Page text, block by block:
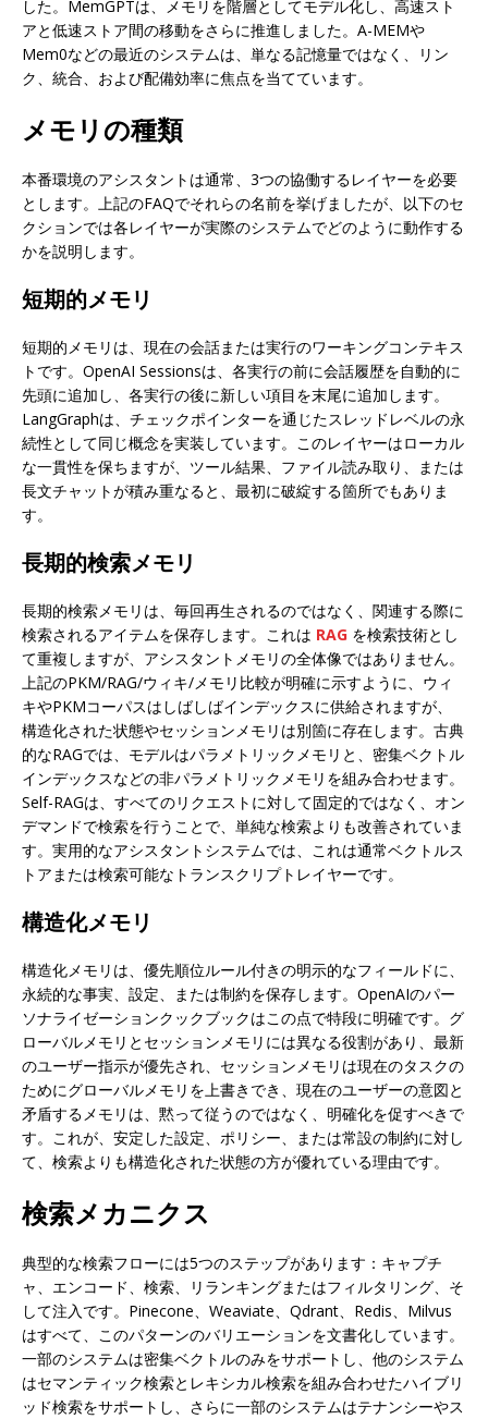
した。MemGPTは、メモリを階層としてモデル化し、高速スト
アと低速ストア間の移動をさらに推進しました。A-MEMや
Mem0などの最近のシステムは、単なる記憶量ではなく、リン
ク、統合、および配備効率に焦点を当てています。
メモリの種類
本番環境のアシスタントは通常、3つの協働するレイヤーを必要
とします。上記のFAQでそれらの名前を挙げましたが、以下のセ
クションでは各レイヤーが実際のシステムでどのように動作する
かを説明します。
短期的メモリ
短期的メモリは、現在の会話または実行のワーキングコンテキス
トです。OpenAI Sessionsは、各実行の前に会話履歴を自動的に
先頭に追加し、各実行の後に新しい項目を末尾に追加します。
LangGraphは、チェックポインターを通じたスレッドレベルの永
続性として同じ概念を実装しています。このレイヤーはローカル
な一貫性を保ちますが、ツール結果、ファイル読み取り、または
長文チャットが積み重なると、最初に破綻する箇所でもありま
す。
長期的検索メモリ
長期的検索メモリは、毎回再生されるのではなく、関連する際に
検索されるアイテムを保存します。これは RAG を検索技術とし
て重複しますが、アシスタントメモリの全体像ではありません。
上記のPKM/RAG/ウィキ/メモリ比較が明確に示すように、ウィ
キやPKMコーパスはしばしばインデックスに供給されますが、
構造化された状態やセッションメモリは別箇に存在します。古典
的なRAGでは、モデルはパラメトリックメモリと、密集ベクトル
インデックスなどの非パラメトリックメモリを組み合わせます。
Self-RAGは、すべてのリクエストに対して固定的ではなく、オン
デマンドで検索を行うことで、単純な検索よりも改善されていま
す。実用的なアシスタントシステムでは、これは通常ベクトルス
トアまたは検索可能なトランスクリプトレイヤーです。
構造化メモリ
構造化メモリは、優先順位ルール付きの明示的なフィールドに、
永続的な事実、設定、または制約を保存します。OpenAIのパー
ソナライゼーションクックブックはこの点で特段に明確です。グ
ローバルメモリとセッションメモリには異なる役割があり、最新
のユーザー指示が優先され、セッションメモリは現在のタスクの
ためにグローバルメモリを上書きでき、現在のユーザーの意図と
矛盾するメモリは、黙って従うのではなく、明確化を促すべきで
す。これが、安定した設定、ポリシー、または常設の制約に対し
て、検索よりも構造化された状態の方が優れている理由です。
検索メカニクス
典型的な検索フローには5つのステップがあります：キャプチ
ャ、エンコード、検索、リランキングまたはフィルタリング、そ
して注入です。Pinecone、Weaviate、Qdrant、Redis、Milvus
はすべて、このパターンのバリエーションを文書化しています。
一部のシステムは密集ベクトルのみをサポートし、他のシステム
はセマンティック検索とレキシカル検索を組み合わせたハイブリ
ッド検索をサポートし、さらに一部のシステムはテナンシーやス